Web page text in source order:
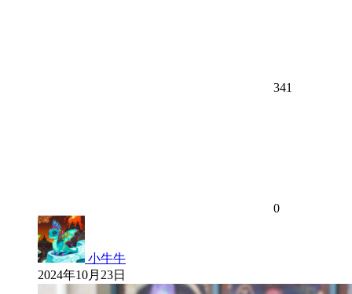
341
0
小牛牛
2024年10月23日